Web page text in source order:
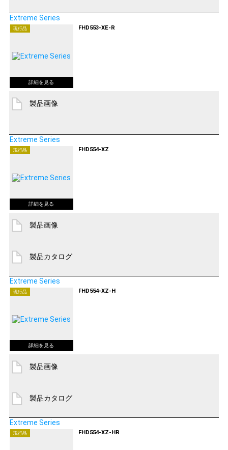
Extreme Series
現行品 FHD553-XE-R
製品画像
Extreme Series
現行品 FHD554-XZ
製品画像
製品カタログ
Extreme Series
現行品 FHD554-XZ-H
製品画像
製品カタログ
Extreme Series
現行品 FHD554-XZ-HR